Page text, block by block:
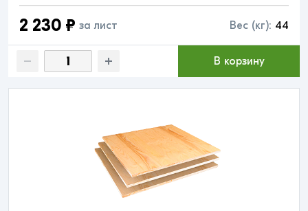
2 230 ₽ за лист Вес (кг): 44
В корзину